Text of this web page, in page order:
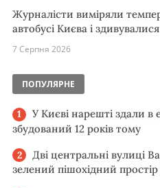
Журналісти виміряли
автобусі Києва і здивувалися
7 Серпня 2026
ПОПУЛЯРНЕ
У Києві нарешті здали в
збудований 12 років тому
Дві центральні вулиці
зелений пішохідний простір